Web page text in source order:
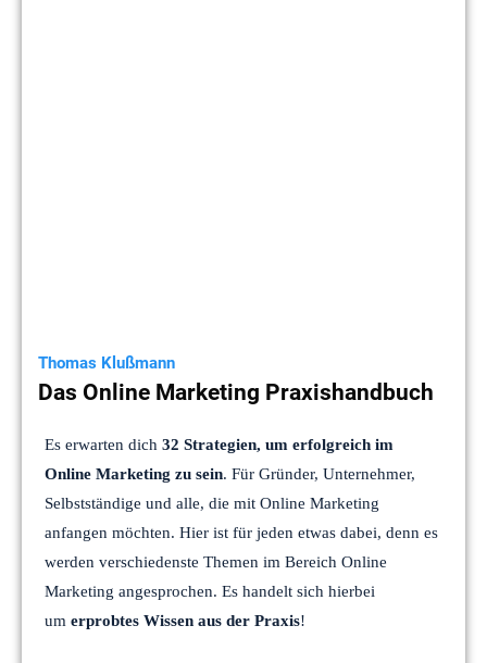
Thomas Klußmann
Das Online Marketing Praxishandbuch
Es erwarten dich 32 Strategien, um erfolgreich im
Online Marketing zu sein. Für Gründer, Unternehmer,
Selbstständige und alle, die mit Online Marketing
anfangen möchten. Hier ist für jeden etwas dabei, denn es
werden verschiedenste Themen im Bereich Online
Marketing angesprochen. Es handelt sich hierbei
um erprobtes Wissen aus der Praxis!